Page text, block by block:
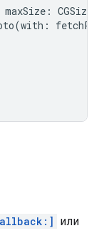
maxSize :
(with :
или